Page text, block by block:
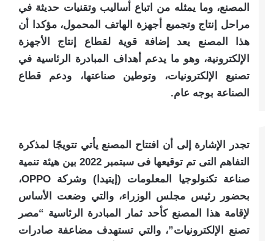
المصنع، وما يمثله من اتباع أساليب وتقنيات حديثة في
مراحل إنتاج وتجميع أجهزة الهاتف المحمول، مؤكدا أن
هذا المصنع يعد إضافة قوية لقطاع إنتاج الأجهزة
الإلكترونية، وهو ما يدعم أهداف المبادرة الرئاسية في
تصنيع الإلكترونيات، وتوطين صناعتها، ودعم قطاع
الصناعة بوجه عام.
تجدر الإشارة إلى أن افتتاح المصنع يأتي تتويجًا لمذكرة
التفاهم التى تم توقيعها فى سبتمبر 2022 بين هيئة تنمية
صناعة تكنولوجيا المعلومات (إيتيدا) وشركة OPPO،
بحضور رئيس مجلس الوزراء، والتي وضعت الأساس
لإقامة هذا المصنع كأحد ثمار المبادرة الرئاسية “مصر
تصنع الإلكترونيات”، والتي تستهدف مضاعفة صادرات